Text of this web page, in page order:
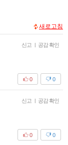
새로고침
신고 | 공감 확인
0
0
신고 | 공감 확인
0
0